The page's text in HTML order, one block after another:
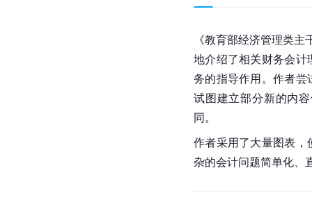
《教育部经济管理类
地介绍了相关财务会计
务的指导作用。作者
试图建立部分新的内
同。
作者采用了大量图表，
杂的会计问题简单化、